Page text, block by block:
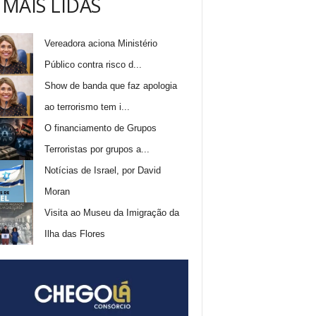
LIDAS
Vereadora aciona Ministério
Público contra risco d...
Show de banda que faz apologia
ao terrorismo tem i...
O financiamento de Grupos
Terroristas por grupos a...
Notícias de Israel, por David
Moran
Visita ao Museu da Imigração da
Ilha das Flores